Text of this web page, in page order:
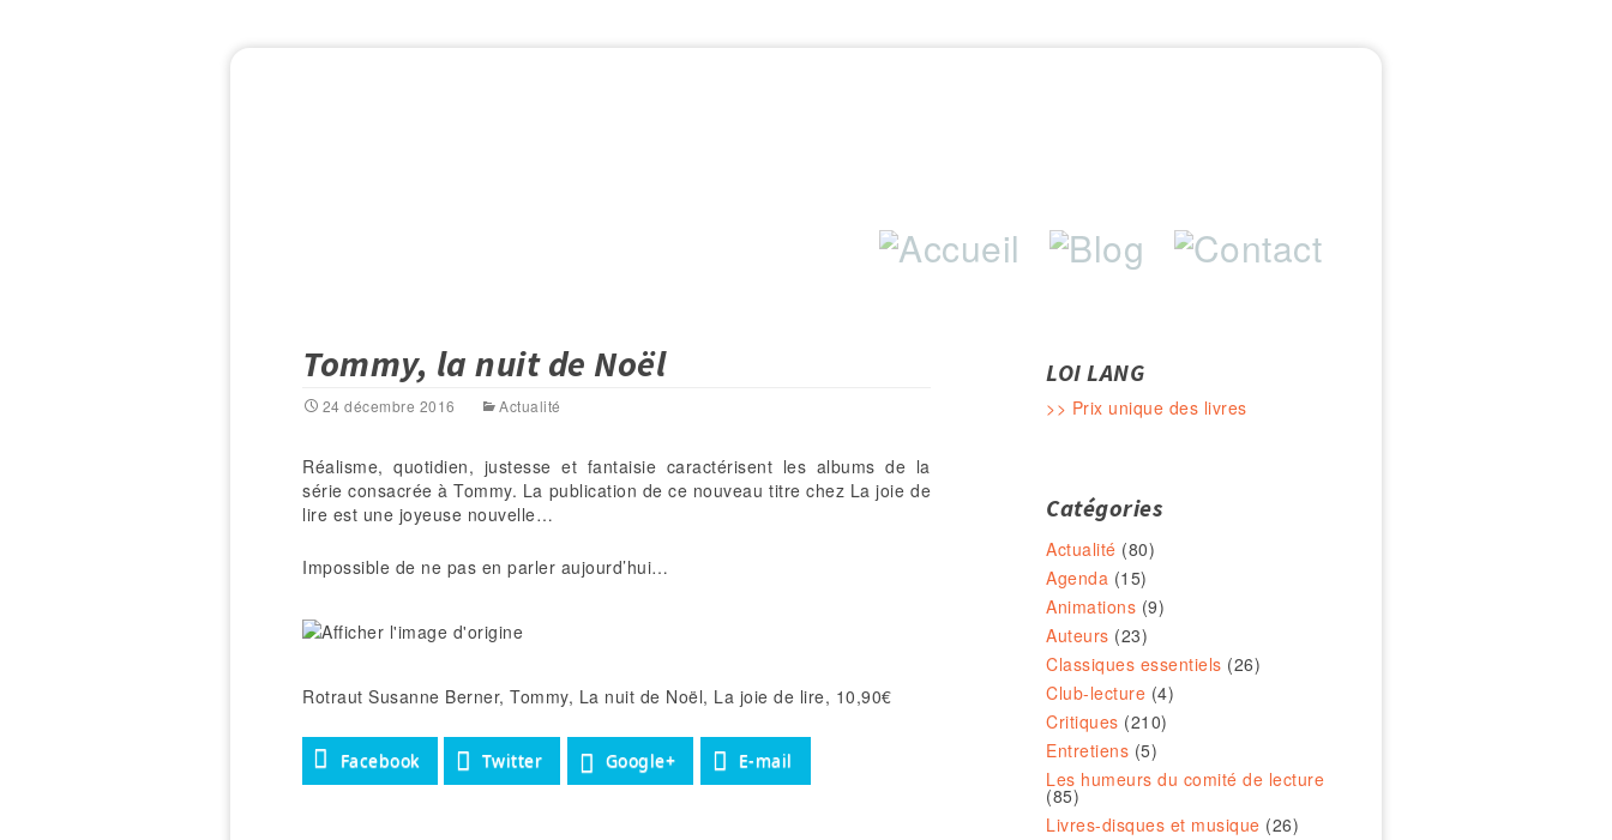
Aller au contenu principal
Tommy, la nuit de Noël
24 décembre 2016 Actualité
Réalisme, quotidien, justesse et fantaisie caractérisent les albums de la
série consacrée à Tommy. La publication de ce nouveau titre chez La joie de
lire est une joyeuse nouvelle…
Impossible de ne pas en parler aujourd’hui…
Rotraut Susanne Berner, Tommy, La nuit de Noël, La joie de lire, 10,90€
Facebook Twitter Google+ E-mail
LOI LANG
>> Prix unique des livres
Catégories
Actualité (80)
Agenda (15)
Animations (9)
Auteurs (23)
Classiques essentiels (26)
Club-lecture (4)
Critiques (210)
Entretiens (5)
Les humeurs du comité de lecture
(85)
Livres-disques et musique (26)